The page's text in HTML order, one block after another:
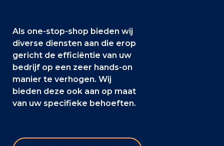
Als one-stop-shop bieden wij
diverse diensten aan die erop
gericht de efficiëntie van uw
bedrijf op een zeer hands-on
manier te verhogen. Wij
bieden deze ook aan op maat
van uw specifieke behoeften.